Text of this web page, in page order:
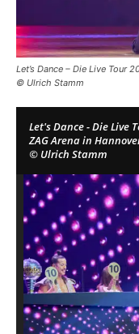
Let’s Dance – Die Live Tour
© Ulrich Stamm
Let's Dance - Die Live
ZAG Arena in
© Ulrich Stamm